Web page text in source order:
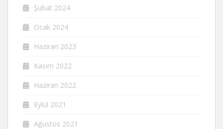
Şubat 2024
Ocak 2024
Haziran 2023
Kasım 2022
Haziran 2022
Eylül 2021
Ağustos 2021